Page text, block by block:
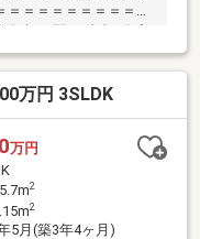
＝＝＝＝＝＝＝＝＝
築の築浅戸建です♪◇
めます♪◆ 室内非常に
＝＝＝＝＝＝＝＝＝＝
環境ツアー開催中
も可能です！ネットだ
ます♪
万円 3SLDK
万円
2
2
5月(築3年4ヶ月)